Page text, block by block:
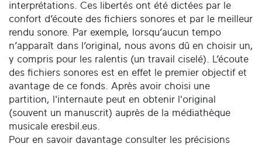
interprétations. Ces libertés ont été dictées par le
confort d’écoute des fichiers sonores et par le meilleur
rendu sonore. Par exemple, lorsqu’aucun tempo
n’apparaît dans l’original, nous avons dû en choisir un,
y compris pour les ralentis (un travail ciselé). L’écoute
des fichiers sonores est en effet le premier objectif et
avantage de ce fonds. Après avoir choisi une
partition, l'internaute peut en obtenir l'original
(souvent un manuscrit) auprès de la médiathèque
musicale eresbil.eus.
Pour en savoir davantage consulter les précisions